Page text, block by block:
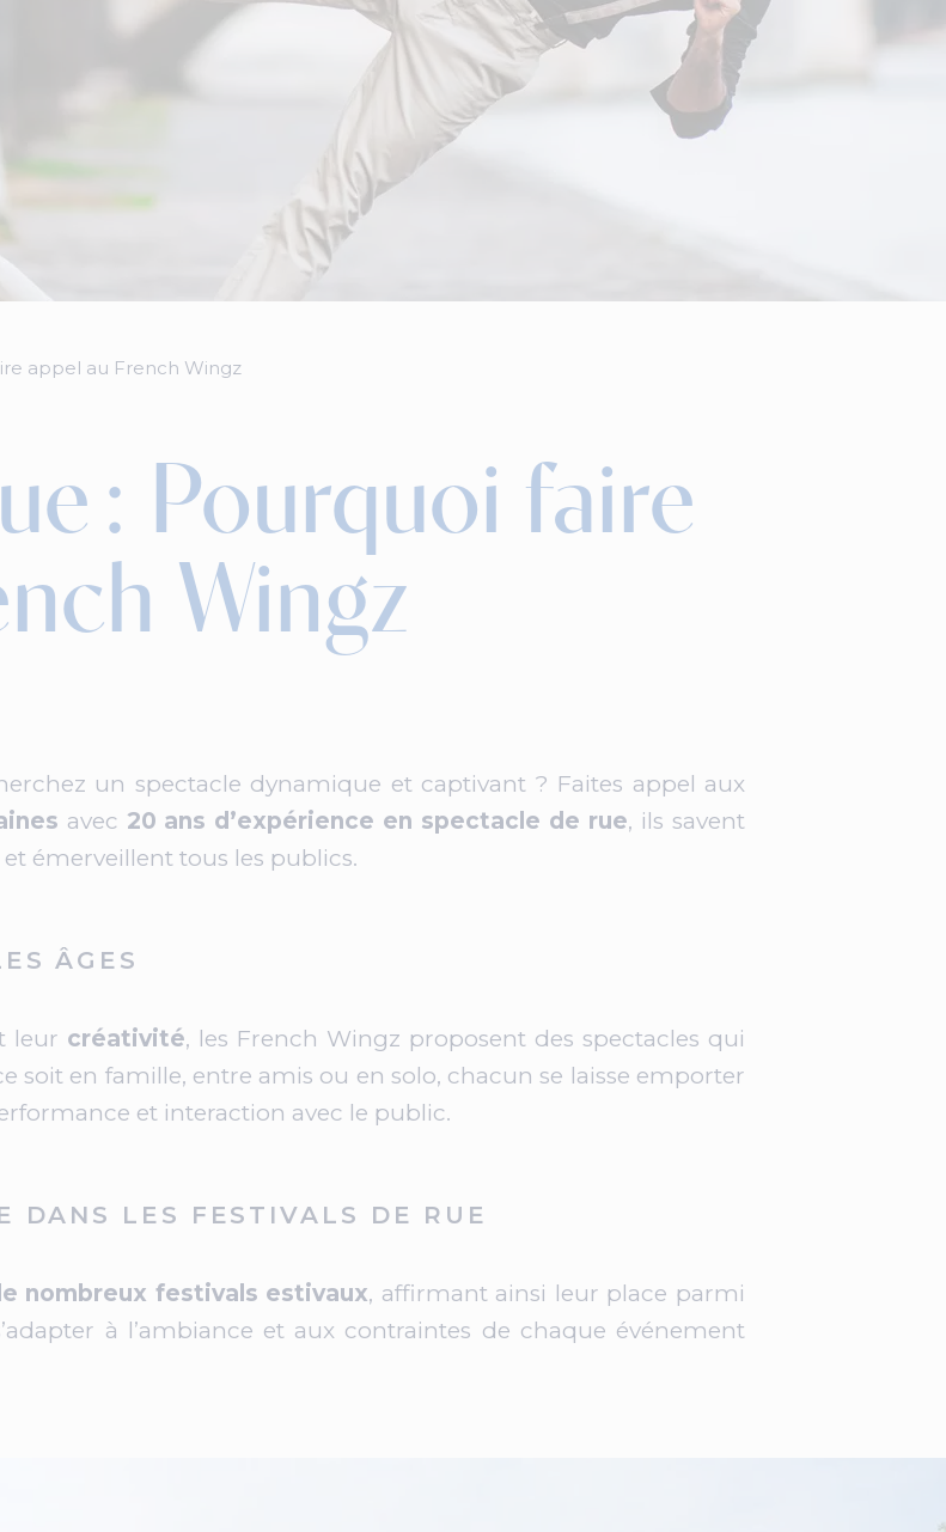
appel au French Wingz
: Pourquoi faire
Wingz
un spectacle dynamique et captivant ? Faites appel aux
avec 20 ans d’expérience en spectacle de rue, ils savent
émerveillent tous les publics.
ÂGES
leur créativité, les French Wingz proposent des spectacles qui
soit en famille, entre amis ou en solo, chacun se laisse emporter
et interaction avec le public.
DANS LES FESTIVALS DE RUE
nombreux festivals estivaux, affirmant ainsi leur place parmi
à l’ambiance et aux contraintes de chaque événement